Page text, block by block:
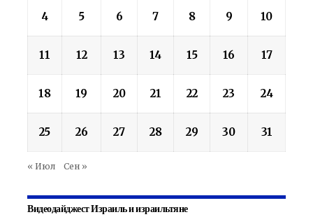
4 5 6 7 8 9 10
11 12 13 14 15 16 17
18 19 20 21 22 23 24
25 26 27 28 29 30 31
« Июл Сен »
Видеодайджест Израиль и израильтяне